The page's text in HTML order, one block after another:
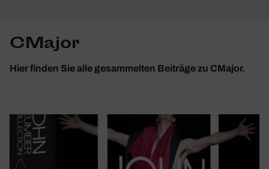
CMajor
Hier finden Sie alle gesammelten Beiträge zu CMajor.